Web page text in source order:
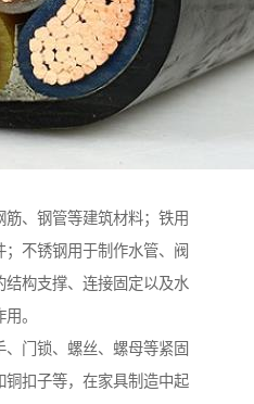
、钢管等建筑材料；铁用
不锈钢用于制作水管、阀
结构支撑、连接固定以及水
。
门锁、螺丝、螺母等紧固
扣子等，在家具制造中起